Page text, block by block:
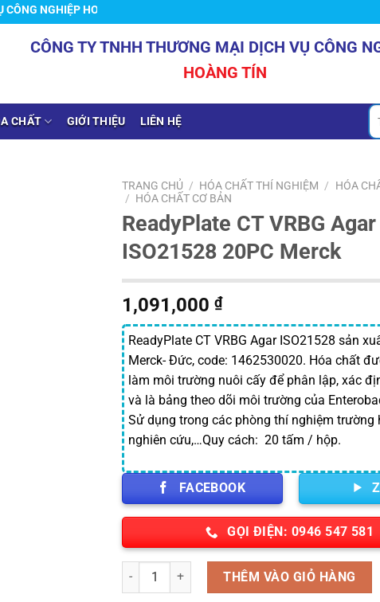
HOÀNG TÍN
CÔNG TY TNHH THƯƠNG MẠI DỊCH VỤ CÔNG
HOÀNG TÍN
CHẤT GIỚI THIỆU LIÊN HỆ
Tìm
TRANG CHỦ / HÓA CHẤT THÍ NGHIỆM /
HÓA
/ HÓA CHẤT CƠ BẢN
ReadyPlate CT VRBG Agar
ISO21528 20PC Merck
1,091,000₫
ReadyPlate CT VRBG Agar ISO21528 sản
Merck- Đức, code: 1462530020. Hóa chất
làm môi trường nuôi cấy để phân lập, xác
và là bảng theo dõi môi trường của
Sử dụng trong các phòng thí nghiệm trường
nghiên cứu,…Quy cách: 20 tấm / hộp.
FACEBOOK
GỌI ĐIỆN: 0946 547 581
Số lượng THÊM VÀO GIỎ HÀNG